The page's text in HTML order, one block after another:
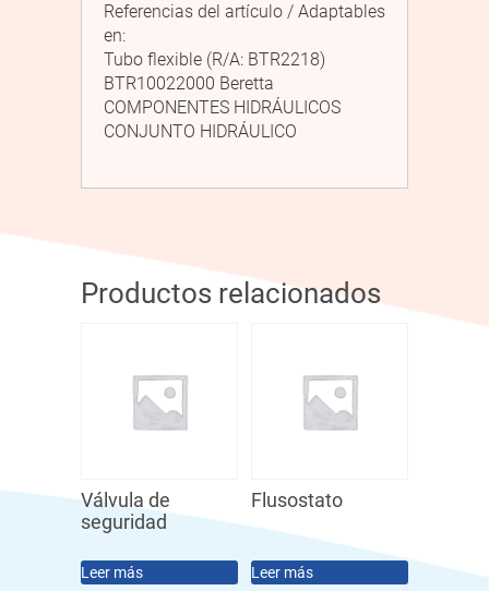
Referencias del artículo / Adaptables
en:
Tubo flexible (R/A: BTR2218)
BTR10022000 Beretta
COMPONENTES HIDRÁULICOS
CONJUNTO HIDRÁULICO
Productos relacionados
Válvula de
seguridad
Leer más
Flusostato
Leer más